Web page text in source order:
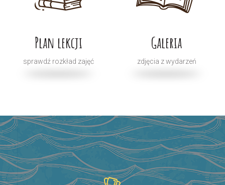
Plan lekcji
sprawdź rozkład zajęć
Galeria
zdjęcia z wydarzeń